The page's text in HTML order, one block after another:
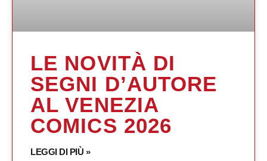
LE NOVITÀ DI
SEGNI D’AUTORE
AL VENEZIA
COMICS 2026
LEGGI DI PIÙ »